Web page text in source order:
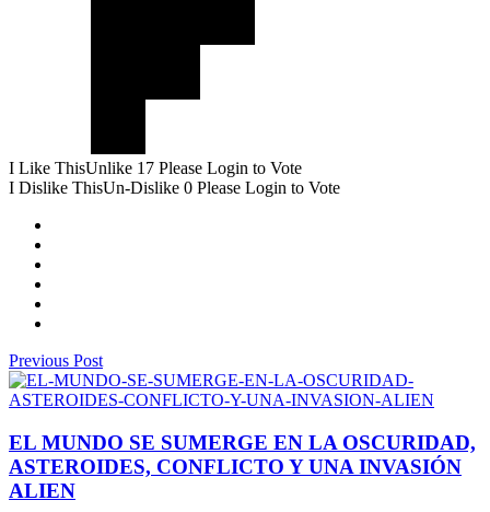
I Like ThisUnlike 17 Please Login to Vote
I Dislike ThisUn-Dislike 0 Please Login to Vote
Previous Post
EL MUNDO SE SUMERGE EN LA OSCURIDAD,
ASTEROIDES, CONFLICTO Y UNA INVASIÓN
ALIEN